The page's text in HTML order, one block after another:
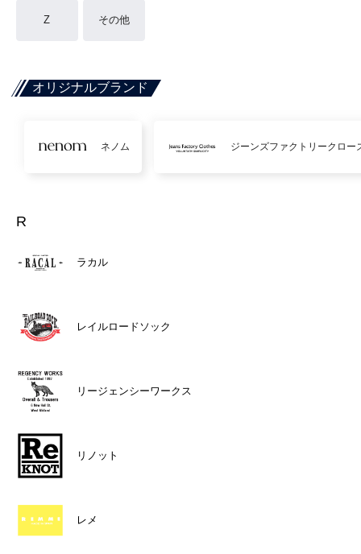
Z その他
オリジナルブランド
ネノム ジーンズファクトリークロー
R
ラカル
レイルロードソック
リージェンシーワークス
リノット
レメ